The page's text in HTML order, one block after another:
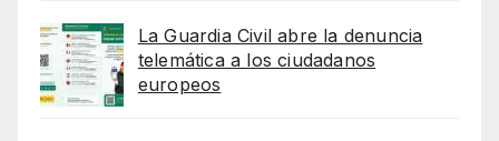
La Guardia Civil abre la denuncia
telemática a los ciudadanos
europeos